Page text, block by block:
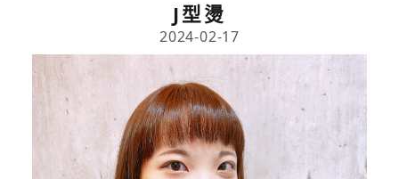
J型燙
2024-02-17